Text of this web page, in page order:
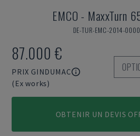
EMCO - MaxxTurn
DE-TUR-EMC-2014-
87.000 €
PRIX GINDUMAC
(Ex works)
OBTENIR UN DEVIS